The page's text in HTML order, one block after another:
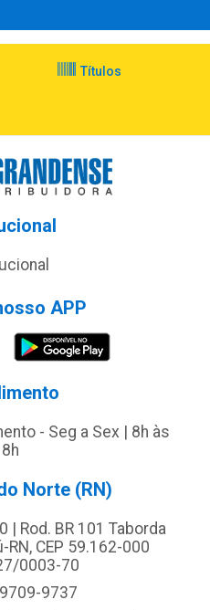
Títulos
APP
- Seg a Sex | 8h às
Norte (RN)
| Rod. BR 101 Taborda
CEP 59.162-000
0003-70
9737